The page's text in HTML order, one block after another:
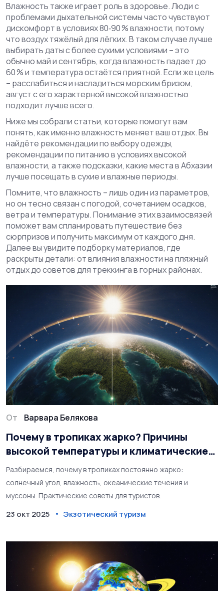
Влажность также играет роль в здоровье. Люди с
проблемами дыхательной системы часто чувствуют
дискомфорт в условиях 80‑90 % влажности, потому
что воздух тяжёлый для лёгких. В таком случае лучше
выбирать даты с более сухими условиями – это
обычно май и сентябрь, когда влажность падает до
60 % и температура остаётся приятной. Если же цель
– расслабиться и насладиться морским бризом,
август с его характерной высокой влажностью
подходит лучше всего.
Ниже мы собрали статьи, которые помогут вам
понять, как именно влажность меняет ваш отдых. Вы
найдёте рекомендации по выбору одежды,
рекомендации по питанию в условиях высокой
влажности, а также подсказки, какие места в Абхазии
лучше посещать в сухие и влажные периоды.
Помните, что влажность – лишь один из параметров,
но он тесно связан спогодой, сочетанием осадков,
ветра и температуры. Понимание этих взаимосвязей
поможет вам спланировать путешествие без
сюрпризов и получить максимум от каждого дня.
Далее вы увидите подборку материалов, где
раскрыты детали: от влияния влажности на пляжный
отдых до советов для треккинга в горных районах.
От Варвара Белякова
Почему в тропиках жарко? Причины
высокой температуры и климатические
факторы
Разбираемся, почему в тропиках постоянно жарко:
солнечный угол, влажность, океанические течения и
муссоны. Практические советы для туристов.
23 окт 2025 Экзотический туризм